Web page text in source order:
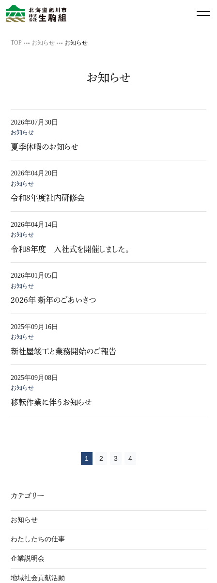
る
TOP お知らせ お知らせ
お知らせ
2026年07月30日
お知らせ
夏季休暇のお知らせ
2026年04月20日
お知らせ
令和8年度社内研修会
2026年04月14日
お知らせ
令和8年度 入社式を開催しました。
2026年01月05日
お知らせ
2026年 新年のごあいさつ
2025年09月16日
お知らせ
新社屋竣工と業務開始のご報告
2025年09月08日
お知らせ
移転作業に伴うお知らせ
1 2 3 4
カテゴリー
お知らせ
わたしたちの仕事
企業説明会
地域社会貢献活動